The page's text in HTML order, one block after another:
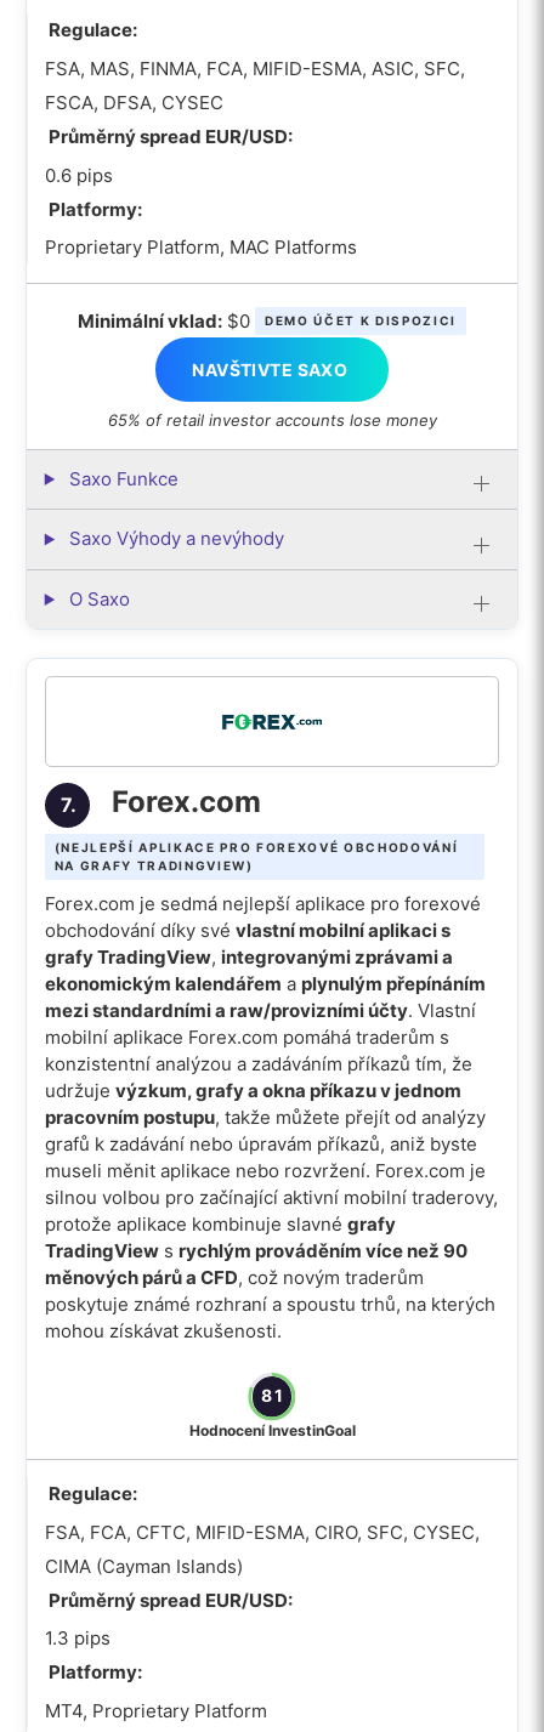
Regulace:
FSA, MAS, FINMA, FCA, MIFID-ESMA, ASIC, SFC,
FSCA, DFSA, CYSEC
Průměrný spread EUR/USD:
0.6 pips
Platformy:
Proprietary Platform, MAC Platforms
Minimální vklad: $0 DEMO ÚČET K DISPOZICI
NAVŠTIVTE SAXO
65% of retail investor accounts lose money
Saxo Funkce
Saxo Výhody a nevýhody
O Saxo
7. Forex.com
(NEJLEPŠÍ APLIKACE PRO FOREXOVÉ OBCHODOVÁNÍ
NA GRAFY TRADINGVIEW)
Forex.com je sedmá nejlepší aplikace pro forexové
obchodování díky své vlastní mobilní aplikaci s
grafy TradingView, integrovanými zprávami a
ekonomickým kalendářem a plynulým přepínáním
mezi standardními a raw/provizními účty. Vlastní
mobilní aplikace Forex.com pomáhá traderům s
konzistentní analýzou a zadáváním příkazů tím, že
udržuje výzkum, grafy a okna příkazu v jednom
pracovním postupu, takže můžete přejít od analýzy
grafů k zadávání nebo úpravám příkazů, aniž byste
museli měnit aplikace nebo rozvržení. Forex.com je
silnou volbou pro začínající aktivní mobilní traderovy,
protože aplikace kombinuje slavné grafy
TradingViews rychlým prováděním více než 90
měnových párů a CFD, což novým traderům
poskytuje známé rozhraní a spoustu trhů, na kterých
mohou získávat zkušenosti.
81
Hodnocení InvestinGoal
Regulace:
FSA, FCA, CFTC, MIFID-ESMA, CIRO, SFC, CYSEC,
CIMA (Cayman Islands)
Průměrný spread EUR/USD:
1.3 pips
Platformy:
MT4, Proprietary Platform